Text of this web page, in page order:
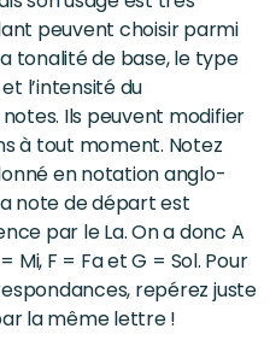
peuvent choisir parmi
tonalité de base, le type
l’intensité du
Ils peuvent modifier
à tout moment. Notez
en notation anglo-
note de départ est
par le La. On a donc A
Mi, F = Fa et G = Sol. Pour
repérez juste
la même lettre !